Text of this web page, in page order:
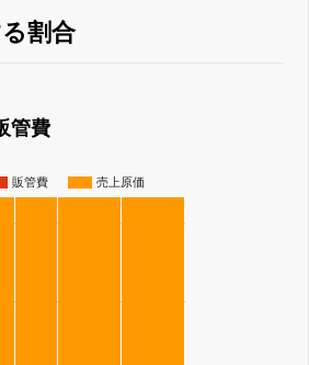
割合
管費
販管費 売上原価